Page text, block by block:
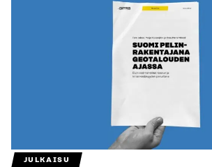
JULKAISU